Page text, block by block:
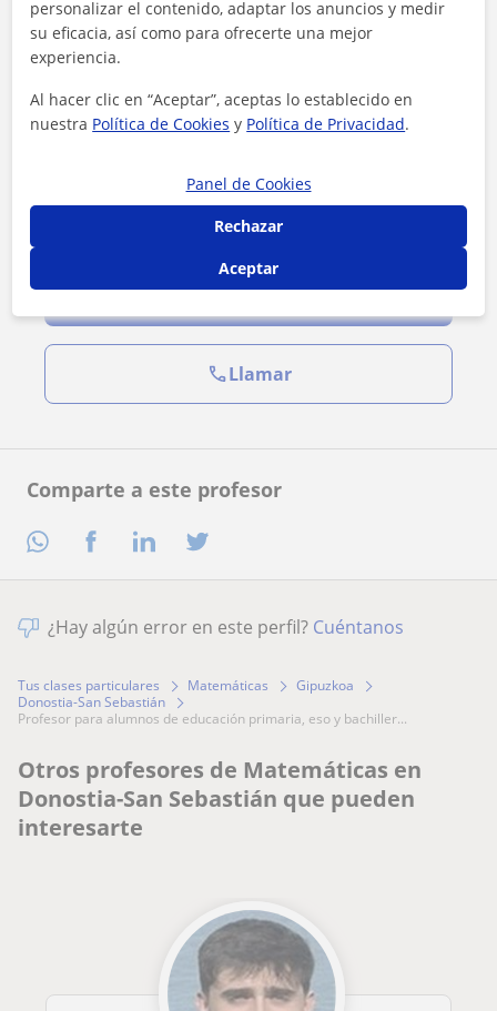
Comparte a este profesor
Al hacer clic, aceptas nuestroaviso legal
Contactar ahora
Llamar
¿Hay algún error en este perfil? Cuéntanos
Tus clases particulares Matemáticas
Gipuzkoa
Donostia-San Sebastián
profesor para alumnos de educación primaria, eso y bachiller...
Otros profesores de Matemáticas en
Donostia-San Sebastián que pueden
interesarte
personalizar el contenido, adaptar los anuncios y medir
su eficacia, así como para ofrecerte una mejor
experiencia.
Al hacer clic en “Aceptar”, aceptas lo establecido en
nuestra Política de Cookies y Política de Privacidad.
Panel de Cookies
Rechazar
Aceptar